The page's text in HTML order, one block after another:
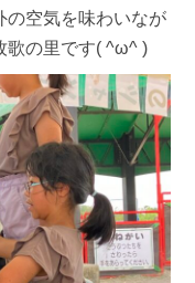
の空気を味わいなが
歌の里です( ^ω^ )